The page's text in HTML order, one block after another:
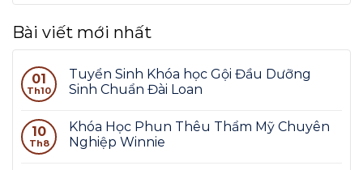
Bài viết mới nhất
01
Th10
Tuyển Sinh Khóa học Gội Đầu Dưỡng
Sinh Chuẩn Đài Loan
10
Th8
Khóa Học Phun Thêu Thẩm Mỹ Chuyên
Nghiệp Winnie